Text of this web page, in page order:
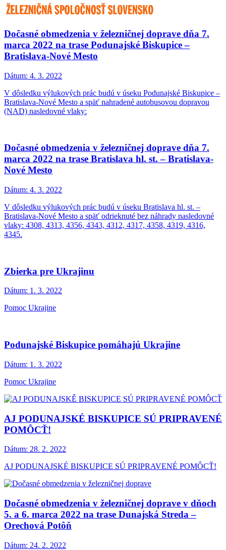
Dočasné obmedzenia v železničnej doprave dňa 7.
marca 2022 na trase Podunajské Biskupice –
Bratislava-Nové Mesto
Dátum: 4. 3. 2022
V dôsledku výlukových prác budú v úseku Podunajské Biskupice –
Bratislava-Nové Mesto a späť nahradené autobusovou dopravou
(NAD) nasledovné vlaky:
Dočasné obmedzenia v železničnej doprave dňa 7.
marca 2022 na trase Bratislava hl. st. – Bratislava-
Nové Mesto
Dátum: 4. 3. 2022
V dôsledku výlukových prác budú v úseku Bratislava hl. st. –
Bratislava-Nové Mesto a späť odrieknuté bez náhrady nasledovné
vlaky: 4308, 4313, 4356, 4343, 4312, 4317, 4358, 4319, 4316,
4345.
Zbierka pre Ukrajinu
Dátum: 1. 3. 2022
Pomoc Ukrajine
Podunajské Biskupice pomáhajú Ukrajine
Dátum: 1. 3. 2022
Pomoc Ukrajine
AJ PODUNAJSKÉ BISKUPICE SÚ PRIPRAVENÉ
POMÔCŤ!
Dátum: 28. 2. 2022
AJ PODUNAJSKÉ BISKUPICE SÚ PRIPRAVENÉ POMÔCŤ!
Dočasné obmedzenia v železničnej doprave v dňoch
5. a 6. marca 2022 na trase Dunajská Streda –
Orechová Potôň
Dátum: 24. 2. 2022